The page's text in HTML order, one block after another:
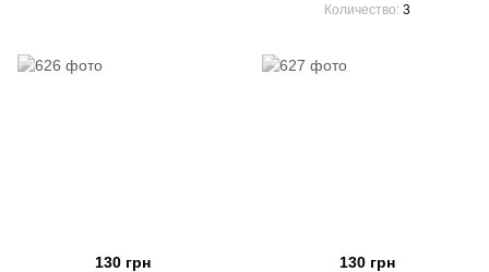
Количество 3
130 грн 130 грн